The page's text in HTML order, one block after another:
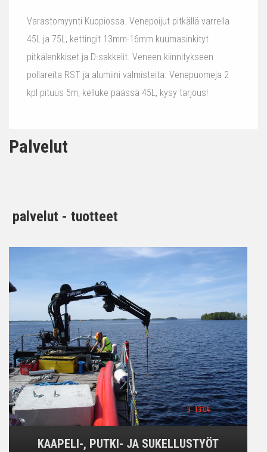
Varastomyynti Kuopiossa. Venepoijut pitkällä varrella
45L ja 75L, kettingit 13mm-16mm kuumasinkityt
pitkälenkkiset ja D-sakkelit. Veneen kiinnitykseen
pollareita RST ja alumiini valmisteita. Venepuomeja 2
kpl pituus 5m, kelluke päässä 45L, kysy tarjous!
Palvelut
palvelut - tuotteet
KAAPELI-, PUTKI- JA SUKELLUSTYÖT